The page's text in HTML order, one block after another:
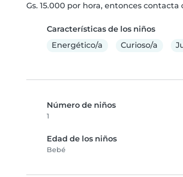
Gs. 15.000 por hora, entonces
Características de los niños
Energético/a
Curioso/a
Número de niños
1
Edad de los niños
Bebé